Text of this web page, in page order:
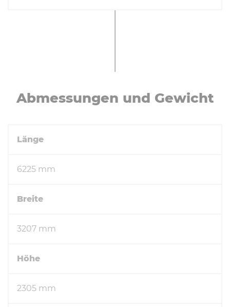
Ab­mes­sun­gen und Gewicht
Länge
6225 mm
Breite
3207 mm
Höhe
2305 mm